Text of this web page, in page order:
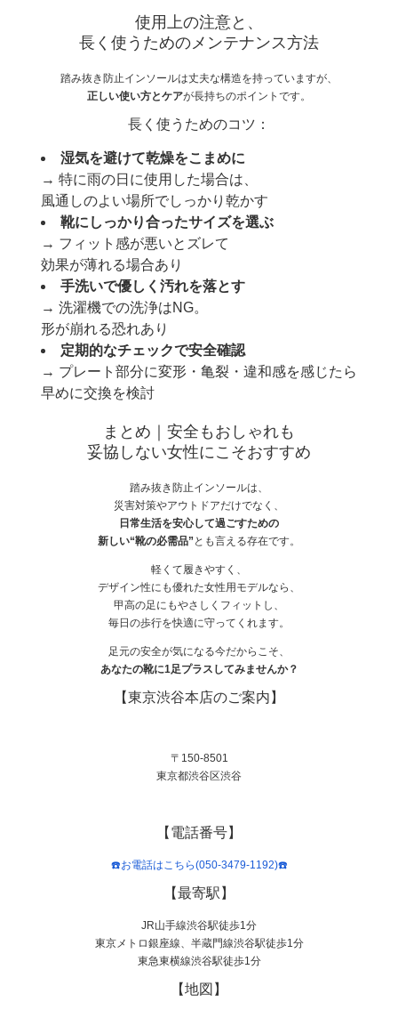
使用上の注意と、
長く使うためのメンテナンス方法
踏み抜き防止インソールは丈夫な構造を持っていますが、
正しい使い方とケアが長持ちのポイントです。
長く使うためのコツ：
湿気を避けて乾燥をこまめに
→ 特に雨の日に使用した場合は、
風通しのよい場所でしっかり乾かす
靴にしっかり合ったサイズを選ぶ
→ フィット感が悪いとズレて
効果が薄れる場合あり
手洗いで優しく汚れを落とす
→ 洗濯機での洗浄はNG。
形が崩れる恐れあり
定期的なチェックで安全確認
→ プレート部分に変形・亀裂・違和感を感じたら
早めに交換を検討
まとめ｜安全もおしゃれも
妥協しない女性にこそおすすめ
踏み抜き防止インソールは、
災害対策やアウトドアだけでなく、
日常生活を安心して過ごすための
新しい“靴の必需品” とも言える存在です。
軽くて履きやすく、
デザイン性にも優れた女性用モデルなら、
甲高の足にもやさしくフィットし、
毎日の歩行を快適に守ってくれます。
足元の安全が気になる今だからこそ、
あなたの靴に1足プラスしてみませんか？
【東京渋谷本店のご案内】
〒150-8501
東京都渋谷区渋谷
【電話番号】
☎️お電話はこちら(050-3479-1192)☎️
【最寄駅】
JR山手線渋谷駅徒歩1分
東京メトロ銀座線、半蔵門線渋谷駅徒歩1分
東急東横線渋谷駅徒歩1分
【地図】